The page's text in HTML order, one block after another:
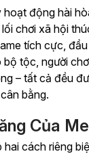
hoạt động hài
chơi xã hội
tích cực,
tộc, người
– tất cả đều
bằng.
Của
hai cách riêng